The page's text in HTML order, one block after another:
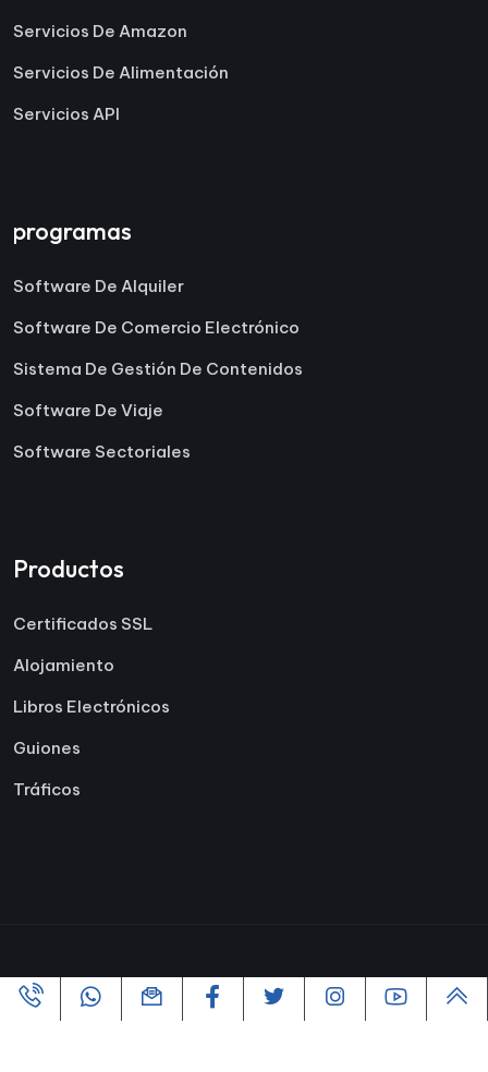
Servicios De Amazon
Servicios De Alimentación
Servicios API
programas
Software De Alquiler
Software De Comercio Electrónico
Sistema De Gestión De Contenidos
Software De Viaje
Software Sectoriales
Productos
Certificados SSL
Alojamiento
Libros Electrónicos
Guiones
Tráficos
Copyright ©2005-2026 Todos los derechos reservados |
Powered By
VofusWeb